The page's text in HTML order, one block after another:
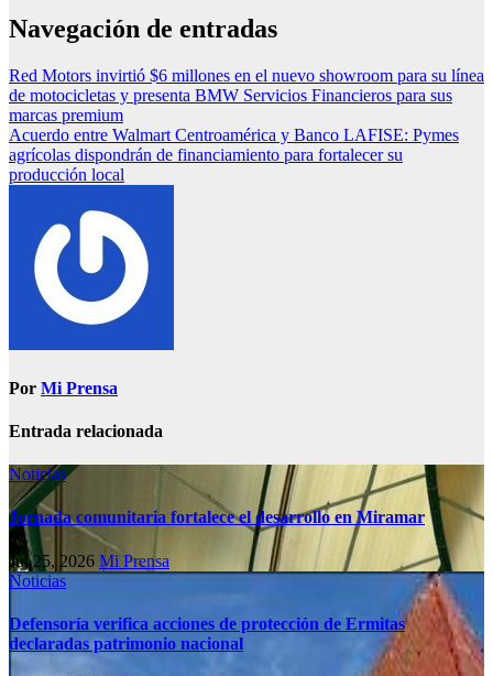
Navegación de entradas
Red Motors invirtió $6 millones en el nuevo showroom para su línea
de motocicletas y presenta BMW Servicios Financieros para sus
marcas premium
Acuerdo entre Walmart Centroamérica y Banco LAFISE: Pymes
agrícolas dispondrán de financiamiento para fortalecer su
producción local
Por Mi Prensa
Entrada relacionada
Noticias
Jornada comunitaria fortalece el desarrollo en Miramar
Jul 25, 2026 Mi Prensa
Noticias
Defensoría verifica acciones de protección de Ermitas
declaradas patrimonio nacional